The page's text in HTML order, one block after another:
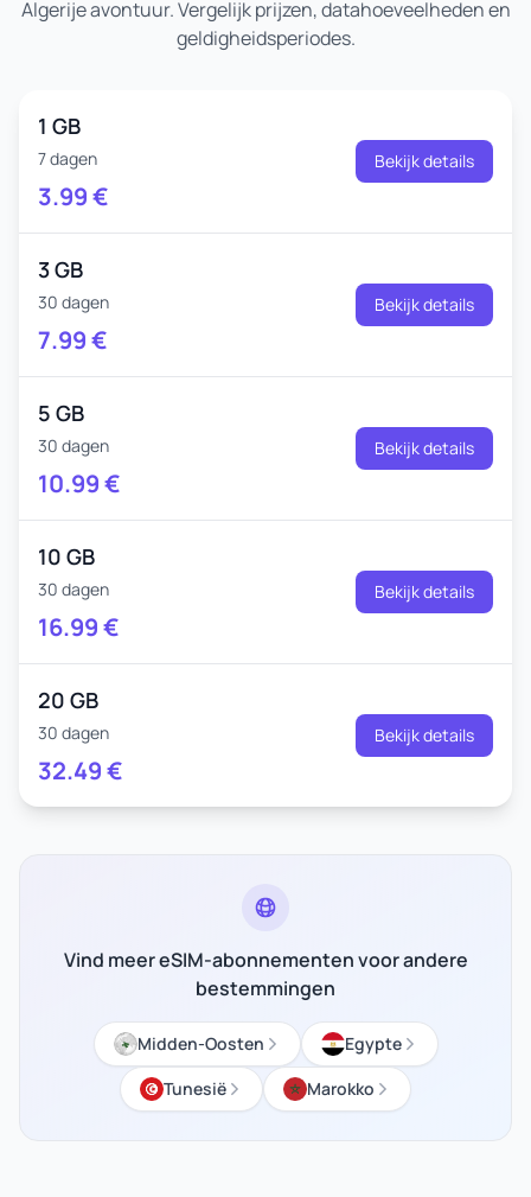
Algerije avontuur. Vergelijk prijzen, datahoeveelheden en
geldigheidsperiodes.
1 GB
7 dagen
3.99€
Bekijk details
3 GB
30 dagen
7.99€
Bekijk details
5 GB
30 dagen
10.99€
Bekijk details
10 GB
30 dagen
16.99€
Bekijk details
20 GB
30 dagen
32.49€
Bekijk details
Vind meer eSIM-abonnementen voor andere
bestemmingen
Midden-Oosten
Egypte
Tunesië
Marokko